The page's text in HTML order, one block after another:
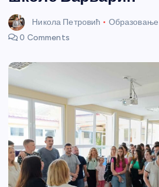
Никола Петровић Образовање
0 Comments